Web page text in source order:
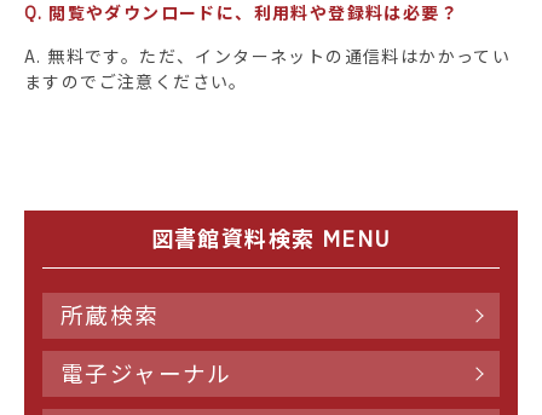
Q. 閲覧やダウンロードに、利用料や登録料は必要？
A. 無料です。ただ、インターネットの通信料はかかってい
ますのでご注意ください。
図書館資料検索 MENU
所蔵検索
電子ジャーナル